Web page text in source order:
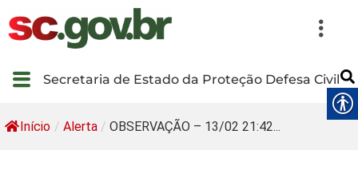
Secretaria de Estado da Proteção Defesa Civil
Início / Alerta / OBSERVAÇÃO – 13/02 21:42...